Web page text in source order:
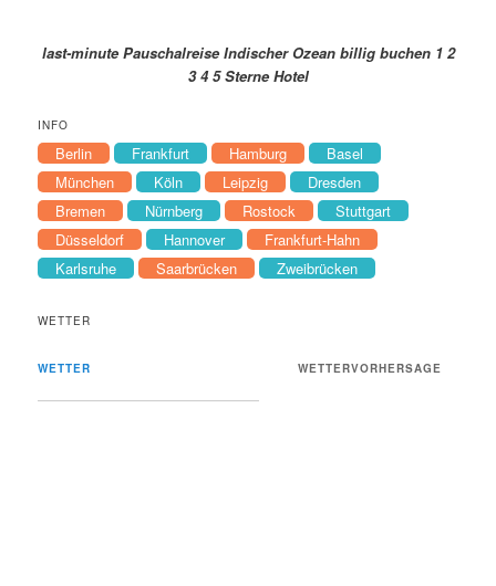
last-minute Pauschalreise Indischer Ozean billig buchen 1 2
3 4 5 Sterne Hotel
INFO
Berlin Frankfurt Hamburg
Basel
München
Köln Leipzig
Dresden
Bremen
Nürnberg Rostock
Stuttgart
Düsseldorf
Hannover
Frankfurt-Hahn
Karlsruhe
Saarbrücken Zweibrücken
WETTER
WETTER WETTERVORHERSAGE